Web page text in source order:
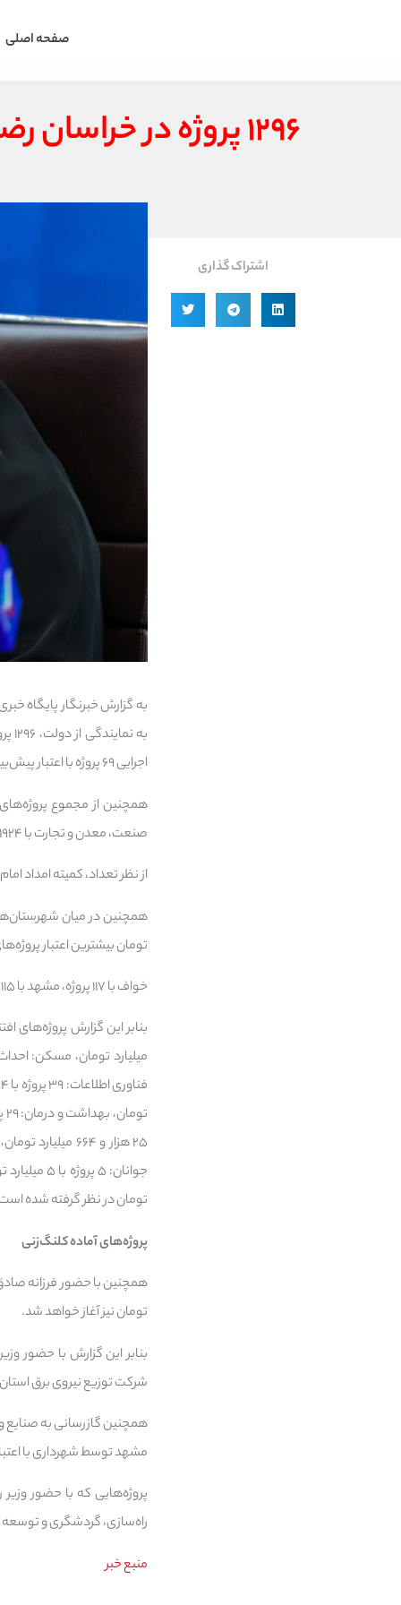
صفحه اصلی
۱۲۹۶ پروژه در خراسان رضوی با اعتبار ۴۳ هزار میلیارد تومان افتتاح می‌شود
اشتراک گذاری
اجرایی ۶۹ پروژه با اعتبار پیش‌بینی‌شده ۱۶ هزار و ۵۸۶ میلیارد تومان نیز آغاز خواهد شد.
صنعت، معدن و تجارت با ۱۹۲۴ میلیارد تومان در صدر دستگاه‌های دارای بیشترین اعتبار پروژه‌های افتتاحی قرار دارند.
از نظر تعداد، کمیته امداد امام خمینی(ره) با ۱۵۲ پروژه، جهاد کشاورزی با ۱۴۲ پروژه و بنیاد
تومان بیشترین اعتبار
خواف با ۱۱۷ پروژه، مشهد با ۱۱۵ پروژه و قوچان با ۱۱۲ پروژه نیز بیشترین تعداد پروژه قابل افتتاح را دارا هستند.
تومان در نظر گرفته شده
پروژه‌های آماده کلنگ‌زنی
تومان نیز آغاز خواهد شد.
شرکت توزیع نیروی برق استان با اعتبار ۳۶۰ میلیارد
مشهد توسط شهرداری با اعتبار ۳۵۰ میلیارد تومان آغاز
پروژه‌هایی که با حضور
راه‌سازی، گردشگری و توسعه
منبع خبر